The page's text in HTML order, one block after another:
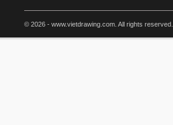
© 2026 - www.vietdrawing.com. All rights reserved.